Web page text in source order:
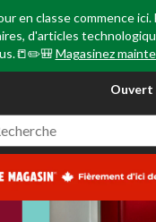
en classe commence ici.
d'articles
Magasinez
votre
préféré
Leduc,
AB,
courament
Fermeture
Ouvert